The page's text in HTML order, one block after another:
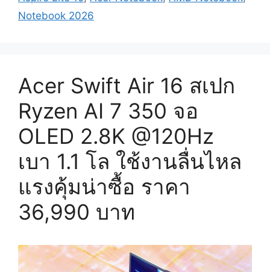
Notebook 2026
Acer Swift Air 16 สเปก
Ryzen AI 7 350 จอ
OLED 2.8K @120Hz
เบา 1.1 โล ใช้งานลื่นไหล
แรงคุ้มน่าซื้อ ราคา
36,990 บาท